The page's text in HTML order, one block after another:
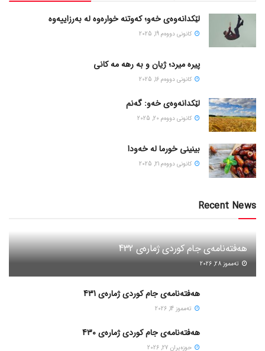
لێکدانەوەی خەو؛ کەوتنە خوارەوە لە بەرزاییەوە
كانونی دووه‌م 19, 2025
پیره میرد؛ ژیان و به رهه مه کانی
كانونی دووه‌م 16, 2025
لێکدانەوەی خەو: گەنم
كانونی دووه‌م 20, 2025
بینینی خورما لە خەودا
كانونی دووه‌م 21, 2025
Recent News
هەفتەنامەی جام کوردی ژمارەی 432
ته‌مموز 28, 2026
هەفتەنامەی جام کوردی ژمارەی 431
ته‌مموز 14, 2026
هەفتەنامەی جام کوردی ژمارەی 430
حوزه‌یران 27, 2026